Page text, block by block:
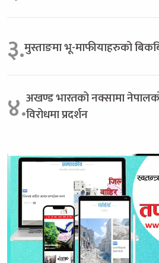
३.मुस्ताङमा भू-माफीयाहरुको
४.अखण्ड भारतको नक्सामा
विरोधमा प्रदर्शन